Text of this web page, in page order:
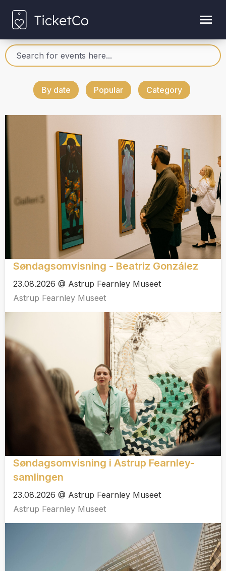
By date Popular Category
Søndagsomvisning - Beatriz González
23.08.2026 @ Astrup Fearnley Museet
Astrup Fearnley Museet
Søndagsomvisning i Astrup Fearnley-
samlingen
23.08.2026 @ Astrup Fearnley Museet
Astrup Fearnley Museet